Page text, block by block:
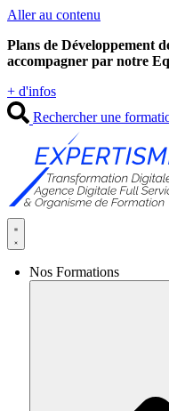
Aller au contenu
Plans de Développement
accompagner par notre
+ d'infos
Rechercher une
Nos Formations